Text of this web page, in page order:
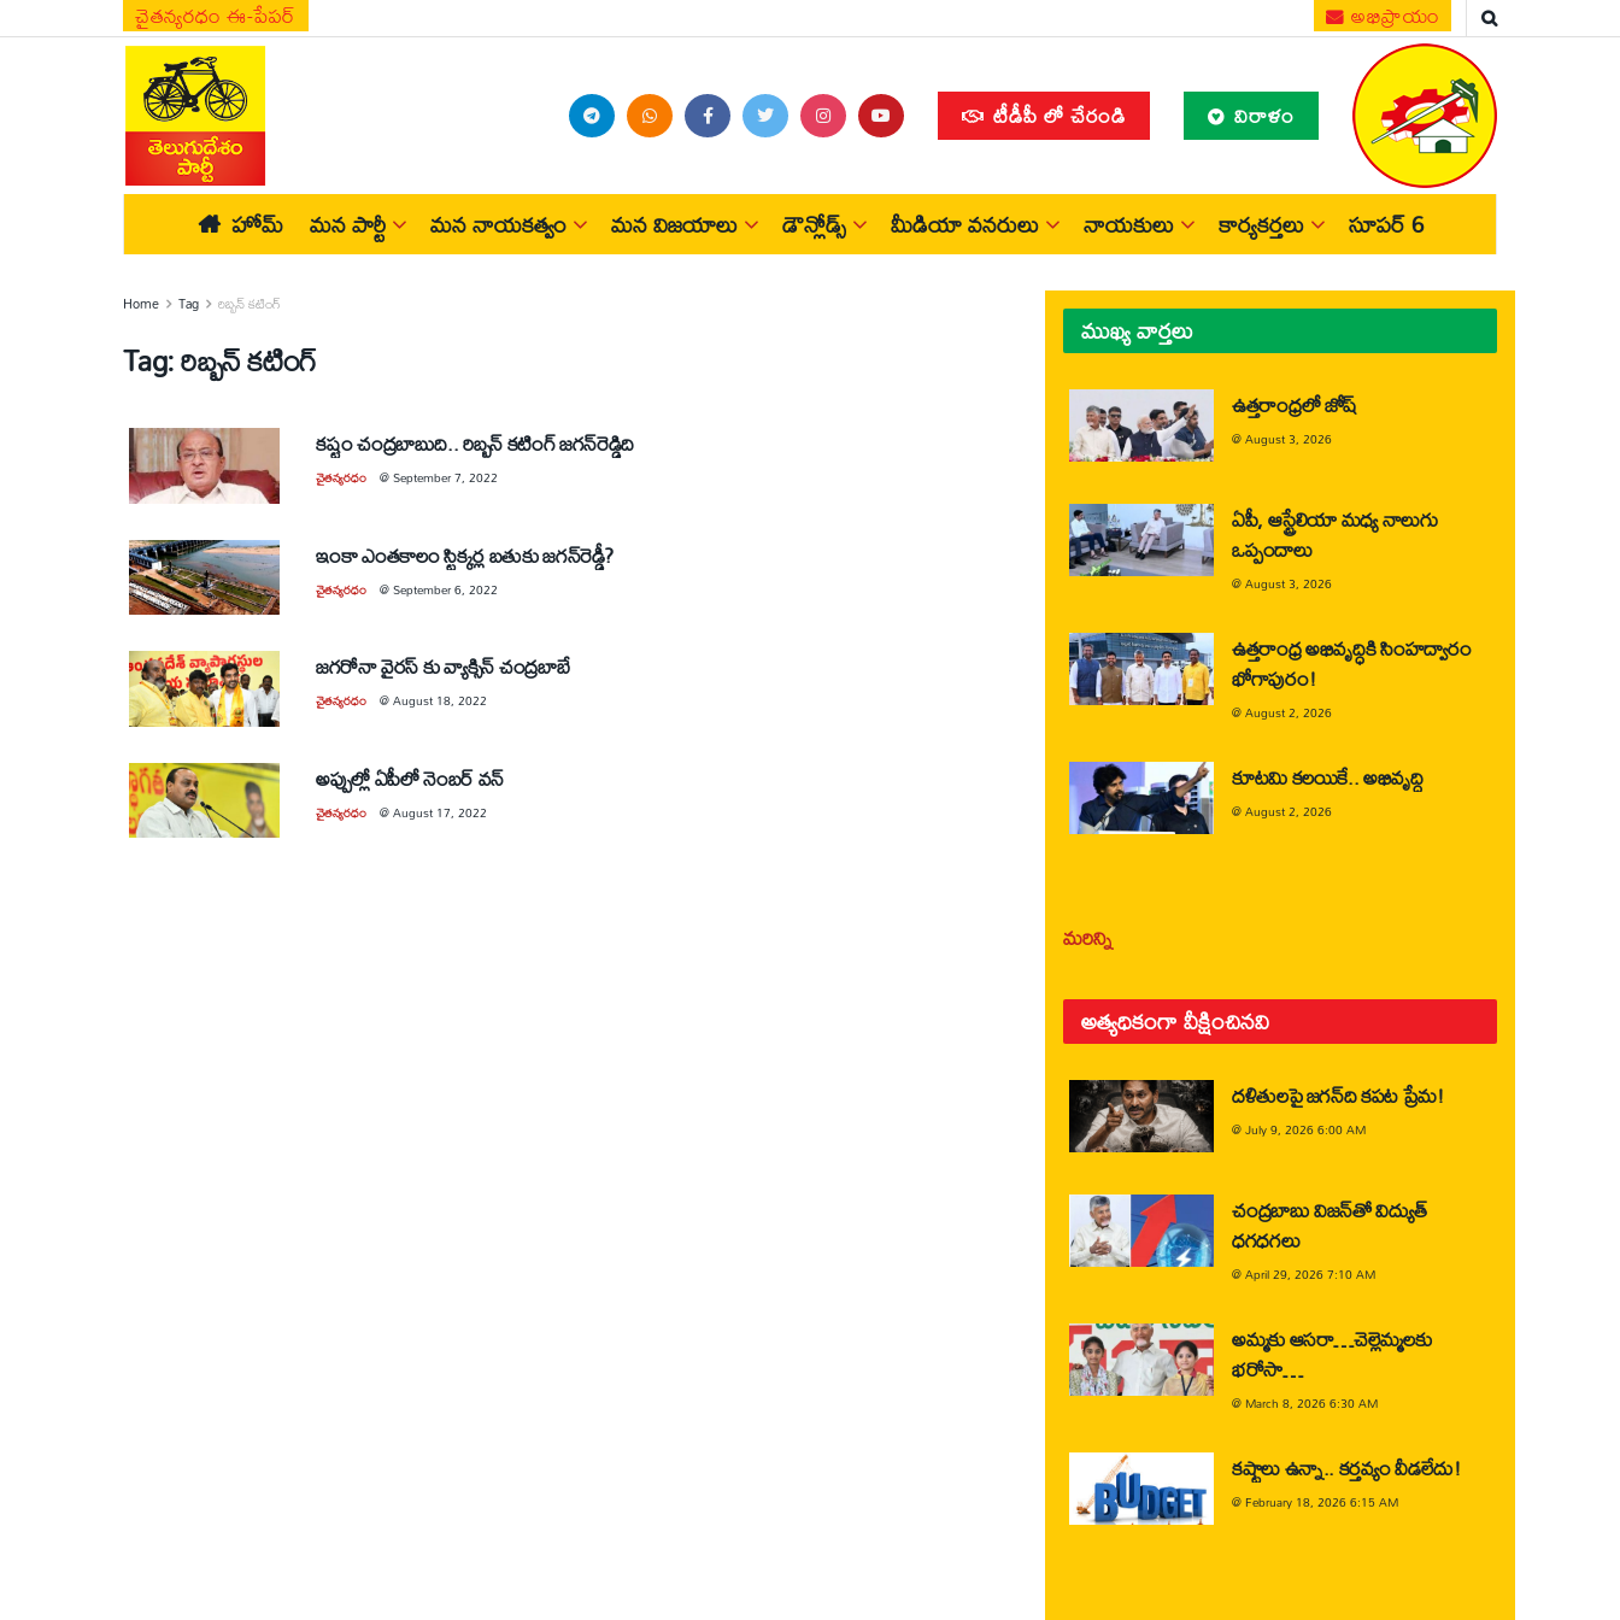
చైతన్యరధం ఈ-పేపర్ అభిప్రాయం
టీడీపీ లో చేరండి విరాళం
హోమ్ మన పార్టీ మన నాయకత్వం మన విజయాలు డౌన్లోడ్స్ మీడియా వనరులు నాయకులు కార్యకర్తలు సూపర్ 6
Home Tag రిబ్బన్‌ కటింగ్‌
Tag:రిబ్బన్‌ కటింగ్‌
కష్టం చంద్రబాబుది.. రిబ్బన్‌ కటింగ్‌ జగన్‌రెడ్డిది
చైతన్యరధం @September 7, 2022
ఇంకా ఎంతకాలం స్టిక్కర్ల బతుకు జగన్‌రెడ్డీ?
చైతన్యరధం @September 6, 2022
జగరోనా వైరస్ కు వ్యాక్సిన్ చంద్రబాబే
చైతన్యరధం @August 18, 2022
అప్పుల్లో ఏపీలో నెంబర్ వన్
చైతన్యరధం @August 17, 2022
ముఖ్య వార్తలు
ఉత్తరాంధ్రలో జోష్
@August 3, 2026
ఏపీ, ఆస్ట్రేలియా మధ్య నాలుగు
ఒప్పందాలు
@August 3, 2026
ఉత్తరాంధ్ర అభివృద్ధికి సింహద్వారం
భోగాపురం!
@August 2, 2026
కూటమి కలయికే.. అభివృద్ధి
@August 2, 2026
మరిన్ని
అత్యధికంగా వీక్షించినవి
దళితులపై జగన్‌ది కపట ప్రేమ!
@July 9, 2026 6:00 AM
చంద్రబాబు విజన్‌తో విద్యుత్
ధగధగలు
@April 29, 2026 7:10 AM
అమ్మకు ఆసరా…చెల్లెమ్మలకు
భరోసా…
@ March 8, 2026 6:30 AM
కష్టాలు ఉన్నా.. కర్తవ్యం వీడలేదు!
@February 18, 2026 6:15 AM